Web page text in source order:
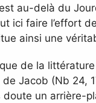
au-delà du
ici faire l’effort
ainsi une
de la littérature
de Jacob (Nb 24,
doute un arrière-